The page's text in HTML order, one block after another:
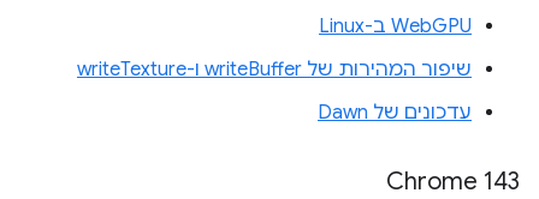
WebGPU ב-Linux
שיפור המהירות של writeBuffer ו-writeTexture
עדכונים של Dawn
Chrome 143